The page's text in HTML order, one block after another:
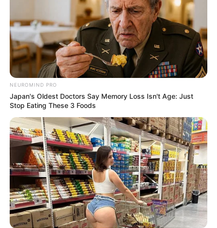
NEUROMIND PRO
Japan's Oldest Doctors Say Memory Loss Isn't Age: Just
Stop Eating These 3 Foods